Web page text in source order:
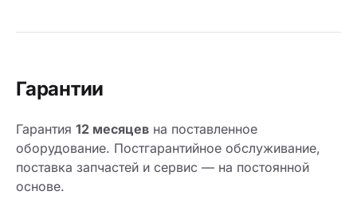
Гарантии
Гарантия 12 месяцев на поставленное
оборудование. Постгарантийное обслуживание,
поставка запчастей и сервис — на постоянной
основе.